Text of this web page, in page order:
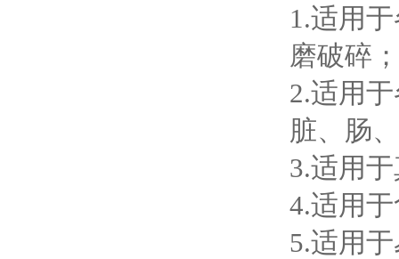
1.适用
磨破碎；
2.适用
脏、肠
3.适用
4.适用
5.适用